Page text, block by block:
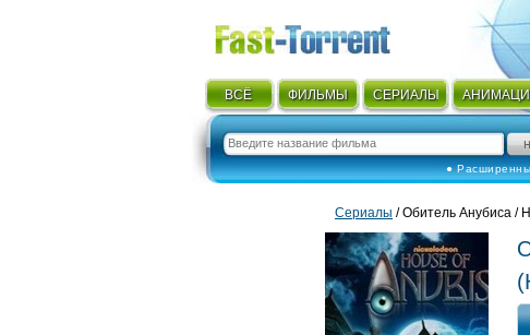
ВСЁ ФИЛЬМЫ СЕРИАЛЫ
●
Сериалы / Обитель Анубиса /
(